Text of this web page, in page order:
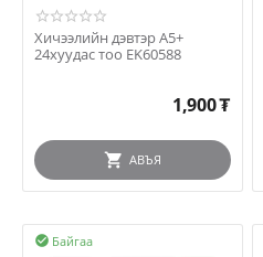
Хичээлийн дэвтэр A5+
24хуудас тоо EK60588
1,900₮
АВЪЯ
Байгаа
